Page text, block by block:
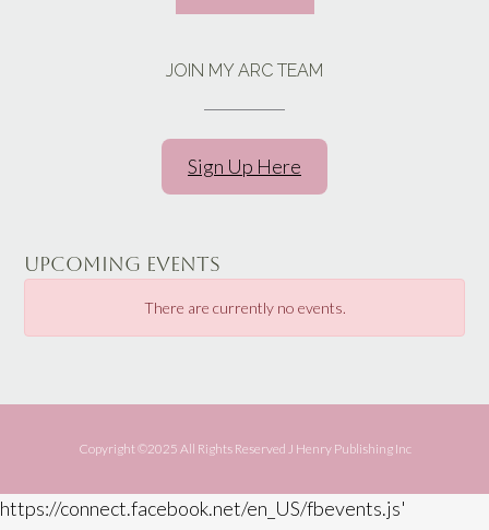
JOIN MY ARC TEAM
Sign Up Here
UPCOMING EVENTS
There are currently no events.
Copyright ©️2025 All Rights Reserved J Henry Publishing Inc
https://connect.facebook.net/en_US/fbevents.js'